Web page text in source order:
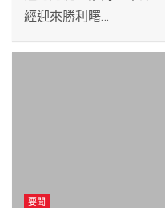
經迎來勝利曙…
要聞